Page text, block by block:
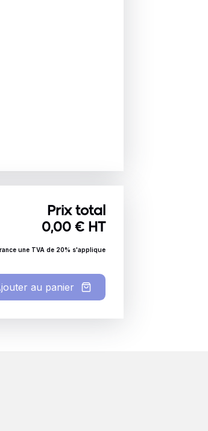
Prix total
0,00 € HT
une TVA de 20% s'applique
au panier